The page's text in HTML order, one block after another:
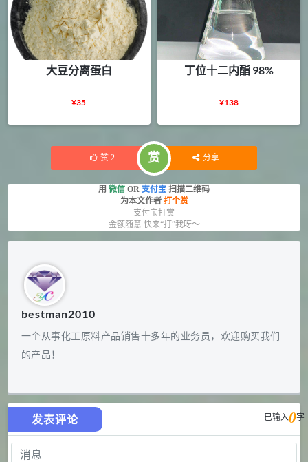
大豆分离蛋白
¥35
丁位十二内酯 98%
¥138
赞 2 赏 分享
用 微信 OR 支付宝 扫描二维码
为本文作者 打个赏
支付宝打赏
金额随意 快来“打”我呀～
bestman2010
一个从事化工原料产品销售十多年的业务员，欢迎购买我们
的产品！
发表评论 已输入0字